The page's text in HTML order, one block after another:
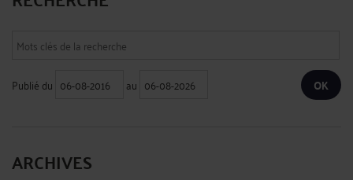
Publié du au
ARCHIVES